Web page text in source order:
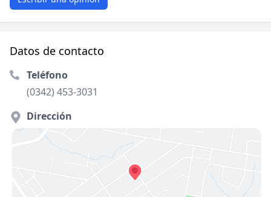
Datos de contacto
Teléfono
(0342) 453-3031
Dirección